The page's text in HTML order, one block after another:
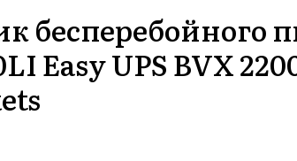
бесперебойного
Easy UPS BVX